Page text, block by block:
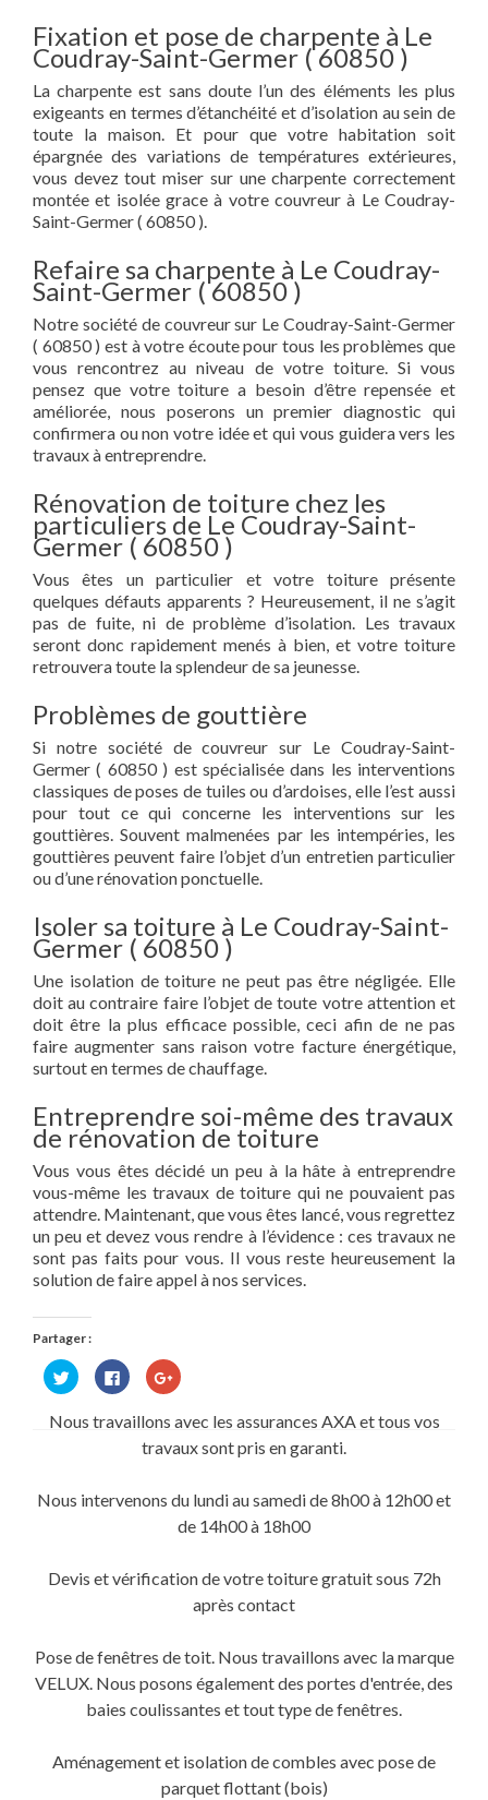
Fixation et pose de charpente à Le
Coudray-Saint-Germer ( 60850 )
La charpente est sans doute l’un des éléments les plus
exigeants en termes d’étanchéité et d’isolation au sein de
toute la maison. Et pour que votre habitation soit
épargnée des variations de températures extérieures,
vous devez tout miser sur une charpente correctement
montée et isolée grace à votre couvreur à Le Coudray-
Saint-Germer ( 60850 ).
Refaire sa charpente à Le Coudray-
Saint-Germer ( 60850 )
Notre société de couvreur sur Le Coudray-Saint-Germer
( 60850 ) est à votre écoute pour tous les problèmes que
vous rencontrez au niveau de votre toiture. Si vous
pensez que votre toiture a besoin d’être repensée et
améliorée, nous poserons un premier diagnostic qui
confirmera ou non votre idée et qui vous guidera vers les
travaux à entreprendre.
Rénovation de toiture chez les
particuliers de Le Coudray-Saint-
Germer ( 60850 )
Vous êtes un particulier et votre toiture présente
quelques défauts apparents ? Heureusement, il ne s’agit
pas de fuite, ni de problème d’isolation. Les travaux
seront donc rapidement menés à bien, et votre toiture
retrouvera toute la splendeur de sa jeunesse.
Problèmes de gouttière
Si notre société de couvreur sur Le Coudray-Saint-
Germer ( 60850 ) est spécialisée dans les interventions
classiques de poses de tuiles ou d’ardoises, elle l’est aussi
pour tout ce qui concerne les interventions sur les
gouttières. Souvent malmenées par les intempéries, les
gouttières peuvent faire l’objet d’un entretien particulier
ou d’une rénovation ponctuelle.
Isoler sa toiture à Le Coudray-Saint-
Germer ( 60850 )
Une isolation de toiture ne peut pas être négligée. Elle
doit au contraire faire l’objet de toute votre attention et
doit être la plus efficace possible, ceci afin de ne pas
faire augmenter sans raison votre facture énergétique,
surtout en termes de chauffage.
Entreprendre soi-même des travaux
de rénovation de toiture
Vous vous êtes décidé un peu à la hâte à entreprendre
vous-même les travaux de toiture qui ne pouvaient pas
attendre. Maintenant, que vous êtes lancé, vous regrettez
un peu et devez vous rendre à l’évidence : ces travaux ne
sont pas faits pour vous. Il vous reste heureusement la
solution de faire appel à nos services.
Partager :
Cliquez
pour
partager
Twitter(ouvre
Cliquez
pour
partager
sur
Facebook(ouvre
dans
une
Cliquez
pour
Google+
dans
fenêtre)
Nous travaillons avec les assurances AXA et tous vos
travaux sont pris en garanti.
Nous intervenons du lundi au samedi de 8h00 à 12h00 et
de 14h00 à 18h00
Devis et vérification de votre toiture gratuit sous 72h
après contact
Pose de fenêtres de toit. Nous travaillons avec la marque
VELUX. Nous posons également des portes d'entrée, des
baies coulissantes et tout type de fenêtres.
Aménagement et isolation de combles avec pose de
parquet flottant (bois)